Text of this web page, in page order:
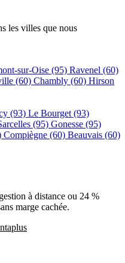
les villes que nous
sur-Oise (95) Ravenel (60)
(60) Chambly (60) Hirson
(93) Le Bourget (93)
(95) Gonesse (95)
Compiègne (60) Beauvais (60)
à distance ou 24 %
marge cachée.